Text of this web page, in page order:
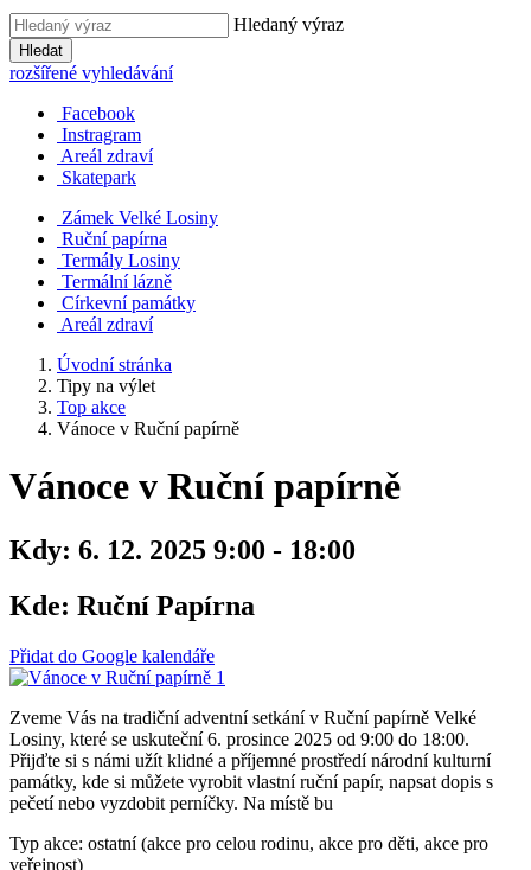
Hledaný výraz
Hledat
rozšířené vyhledávání
Facebook
Instragram
Areál zdraví
Skatepark
Zámek Velké Losiny
Ruční papírna
Termály Losiny
Termální lázně
Církevní památky
Areál zdraví
Úvodní stránka
Tipy na výlet
Top akce
Vánoce v Ruční papírně
Vánoce v Ruční papírně
Kdy: 6. 12. 2025 9:00 - 18:00
Kde: Ruční Papírna
Přidat do Google kalendáře
Zveme Vás na tradiční adventní setkání v Ruční papírně Velké
Losiny, které se uskuteční 6. prosince 2025 od 9:00 do 18:00.
Přijďte si s námi užít klidné a příjemné prostředí národní kulturní
památky, kde si můžete vyrobit vlastní ruční papír, napsat dopis s
pečetí nebo vyzdobit perníčky. Na místě bu
Typ akce: ostatní (akce pro celou rodinu, akce pro děti, akce pro
veřejnost)